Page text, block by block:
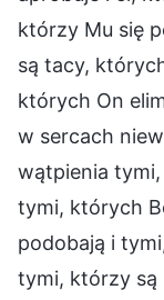
którzy Mu się
są tacy,
których On
w sercach
wątpienia
tymi, których
podobają i
tymi, którzy są